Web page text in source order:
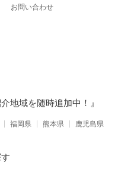
お問い合わせ
介地域を随時追加中！』
福岡県 熊本県 鹿児島県